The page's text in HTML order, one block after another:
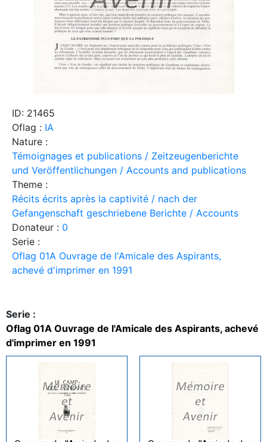
ID: 21465
Oflag : IA
Nature :
Témoignages et publications / Zeitzeugenberichte
und Veröffentlichungen / Accounts and publications
Theme :
Récits écrits après la captivité / nach der
Gefangenschaft geschriebene Berichte / Accounts
Donateur : 0
Serie :
Oflag 01A Ouvrage de l'Amicale des Aspirants,
achevé d'imprimer en 1991
Serie :
Oflag 01A Ouvrage de l'Amicale des Aspirants, achevé
d'imprimer en 1991